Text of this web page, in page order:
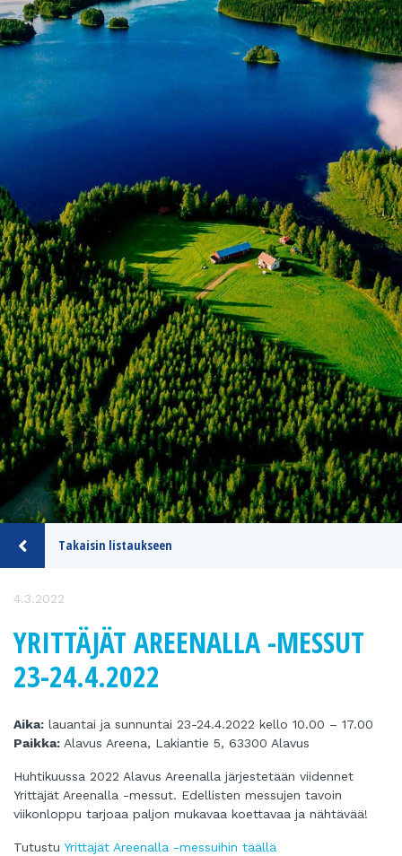
Takaisin listaukseen
4.3.2022
YRITTÄJÄT AREENALLA -MESSUT
23-24.4.2022
Aika: lauantai ja sunnuntai 23-24.4.2022 kello 10.00 – 17.00
Paikka: Alavus Areena, Lakiantie 5, 63300 Alavus
Huhtikuussa 2022 Alavus Areenalla järjestetään viidennet
Yrittäjät Areenalla -messut. Edellisten messujen tavoin
viikonloppu tarjoaa paljon mukavaa koettavaa ja nähtävää!
Tutustu Yrittäjät Areenalla -messuihin täällä